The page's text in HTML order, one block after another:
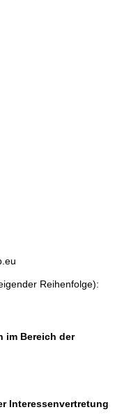
Reihenfolge):
im Bereich der
Interessenvertretung